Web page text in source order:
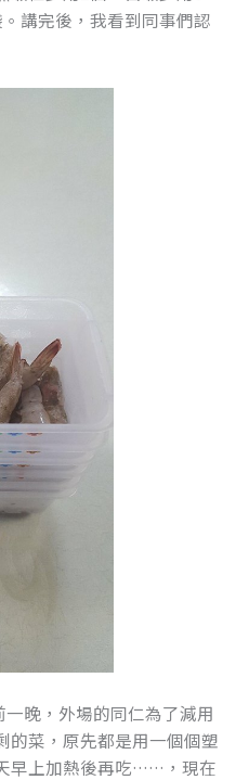
講完後，我看到同事們認
晚，外場的同仁為了減用
的菜，原先都是用一個個塑
早上加熱後再吃……，現在